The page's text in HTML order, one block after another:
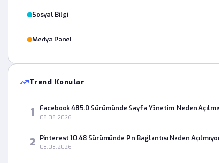
Sosyal Bilgi
Medya Panel
Trend Konular
1 Facebook 485.0 Sürümünde Sayfa Yönetimi Neden
08.08.2026
2 Pinterest 10.48 Sürümünde Pin Bağlantısı Neden
08.08.2026